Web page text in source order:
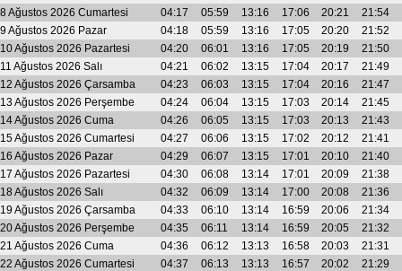
8 Ağustos 2026 Cumartesi
04:17 05:59 13:16 17:06 20:21
21:54
9 Ağustos 2026 Pazar
04:18 05:59 13:16 17:05 20:20
21:52
10 Ağustos 2026 Pazartesi
04:20 06:01 13:16 17:05 20:19
21:50
11 Ağustos 2026 Salı
04:21 06:02 13:15 17:04 20:17
21:49
12 Ağustos 2026 Çarsamba
04:23 06:03 13:15 17:04 20:16
21:47
13 Ağustos 2026 Perşembe
04:24 06:04 13:15 17:03 20:14
21:45
14 Ağustos 2026 Cuma
04:26 06:05 13:15 17:03 20:13
21:43
15 Ağustos 2026 Cumartesi
04:27 06:06 13:15 17:02 20:12
21:41
16 Ağustos 2026 Pazar
04:29 06:07 13:15 17:01 20:10
21:40
17 Ağustos 2026 Pazartesi
04:30 06:08 13:14 17:01 20:09
21:38
18 Ağustos 2026 Salı
04:32 06:09 13:14 17:00 20:08
21:36
19 Ağustos 2026 Çarsamba
04:33 06:10 13:14 16:59 20:06
21:34
20 Ağustos 2026 Perşembe
04:35 06:11 13:14 16:59 20:05
21:32
21 Ağustos 2026 Cuma
04:36 06:12 13:13 16:58 20:03
21:31
22 Ağustos 2026 Cumartesi
04:37 06:13 13:13 16:57 20:02
21:29